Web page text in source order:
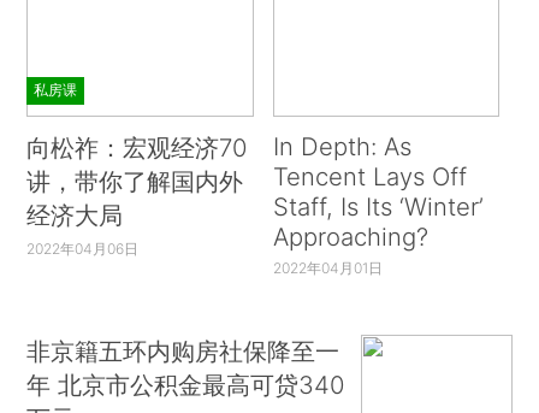
私房课
向松祚：宏观经济70
讲，带你了解国内外
经济大局
2022年04月06日
In Depth: As
Tencent Lays Off
Staff, Is Its ‘Winter’
Approaching?
2022年04月01日
非京籍五环内购房社保降至一
年 北京市公积金最高可贷340